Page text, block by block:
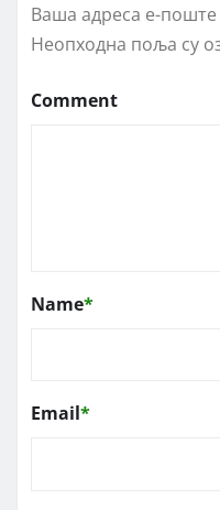
Ваша адреса е-
Неопходна поља су
Comment
Name*
Email*